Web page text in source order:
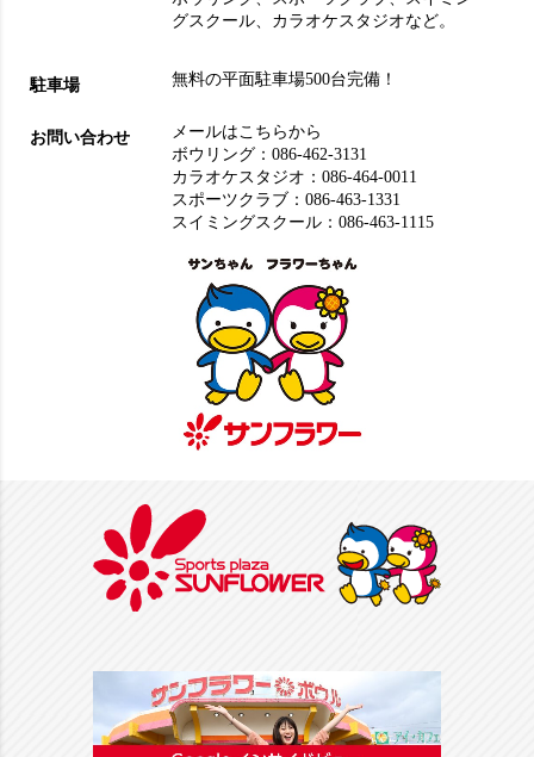
グスクール
カラオケスタジオなど。
駐車場 無料の平面駐車場500台完備！
お問い合わせ
メールはこちらから
ボウリング：086-462-3131
カラオケスタジオ：086-464-0011
スポーツクラブ：086-463-1331
スイミングスクール：086-463-1115